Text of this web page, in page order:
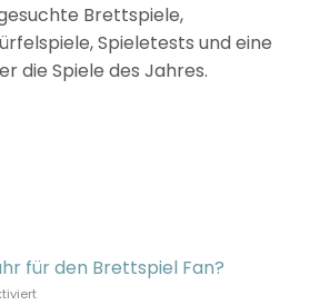
Brettspiele,
Spieletests und eine
die Spiele des Jahres.
für den Brettspiel Fan?
für